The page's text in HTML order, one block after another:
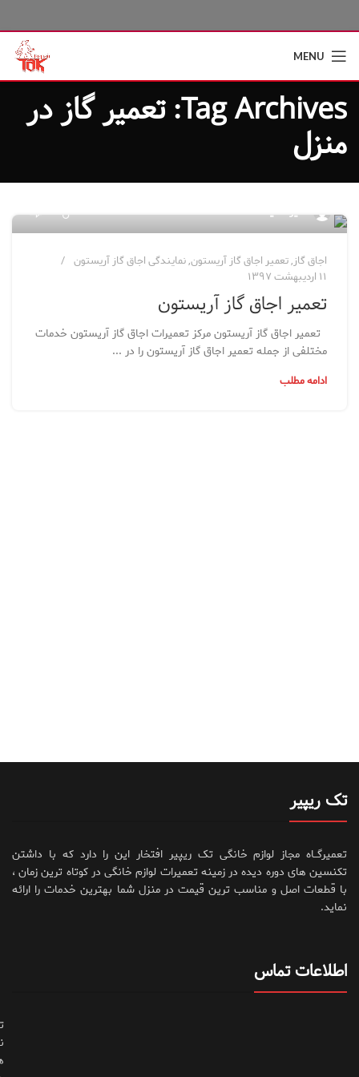
MENU
Tag Archives: تعمیر گاز در
منزل
مدیر سایت
اجاق گاز,تعمیر اجاق گاز آریستون,نمایندگی اجاق گاز آریستون
۱۱ اردیبهشت ۱۳۹۷
تعمیر اجاق گاز آریستون
تعمیر اجاق گاز آریستون مرکز تعمیرات اجاق گاز آریستون خدمات
مختلفی از جمله تعمیر اجاق گاز آریستون را در ...
ادامه مطلب
تک ریپیر
تعمیرگــاه مجاز لوازم خانگی تک ریپیر افتخار این را دارد که با داشتن
تکنسین های دوره دیده در زمینه تعمیرات لوازم خانگی در کوتاه ترین زمان ،
با قطعات اصل و مناسب ترین قیمت در منزل شما بهترین خدمات را ارائه
نماید.
اطلاعات تماس